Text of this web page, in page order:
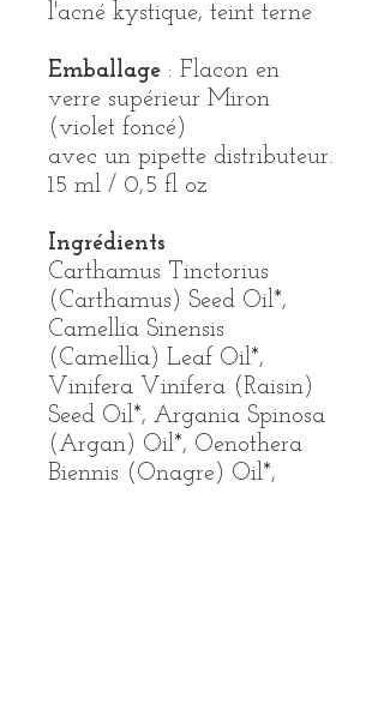
l'acné kystique, teint terne
Emballage : Flacon en
verre supérieur Miron
(violet foncé)
avec un pipette distributeur.
15 ml / 0,5 fl oz
Ingrédients
Carthamus Tinctorius
(Carthamus) Seed Oil*,
Camellia Sinensis
(Camellia) Leaf Oil*,
Vinifera Vinifera (Raisin)
Seed Oil*, Argania Spinosa
(Argan) Oil*, Oenothera
Biennis (Onagre) Oil*,